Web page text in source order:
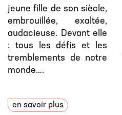
jeune fille de son siècle,
embrouillée, exaltée,
audacieuse. Devant elle
: tous les défis et les
tremblements de notre
monde….
en savoir plus